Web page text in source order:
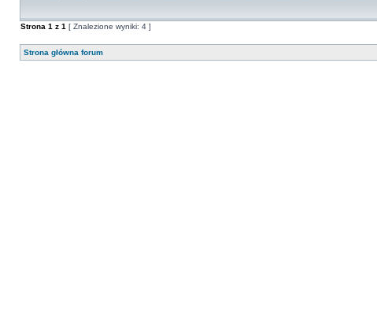
Strona 1 z 1 [ Znalezione wyniki: 4 ]
Strona główna forum